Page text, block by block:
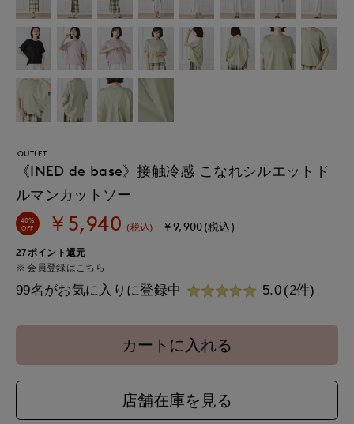
OUTLET
《INED de base》接触冷感 こなれシルエットド
ルマンカットソー
40%
OFF
￥5,940 (税込) ￥9,900(税込)
27ポイント還元
会員登録は こちら
99名がお気に入りに登録中 5.0 (2件)
カートに入れる
店舗在庫を見る